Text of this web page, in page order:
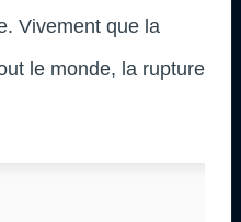
Vivement que la
le monde, la rupture